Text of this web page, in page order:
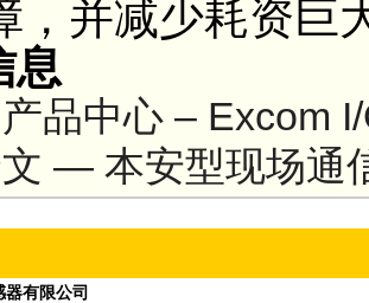
，并减少耗资巨
息
品中心 – Excom
— 本安型现场通
有限公司